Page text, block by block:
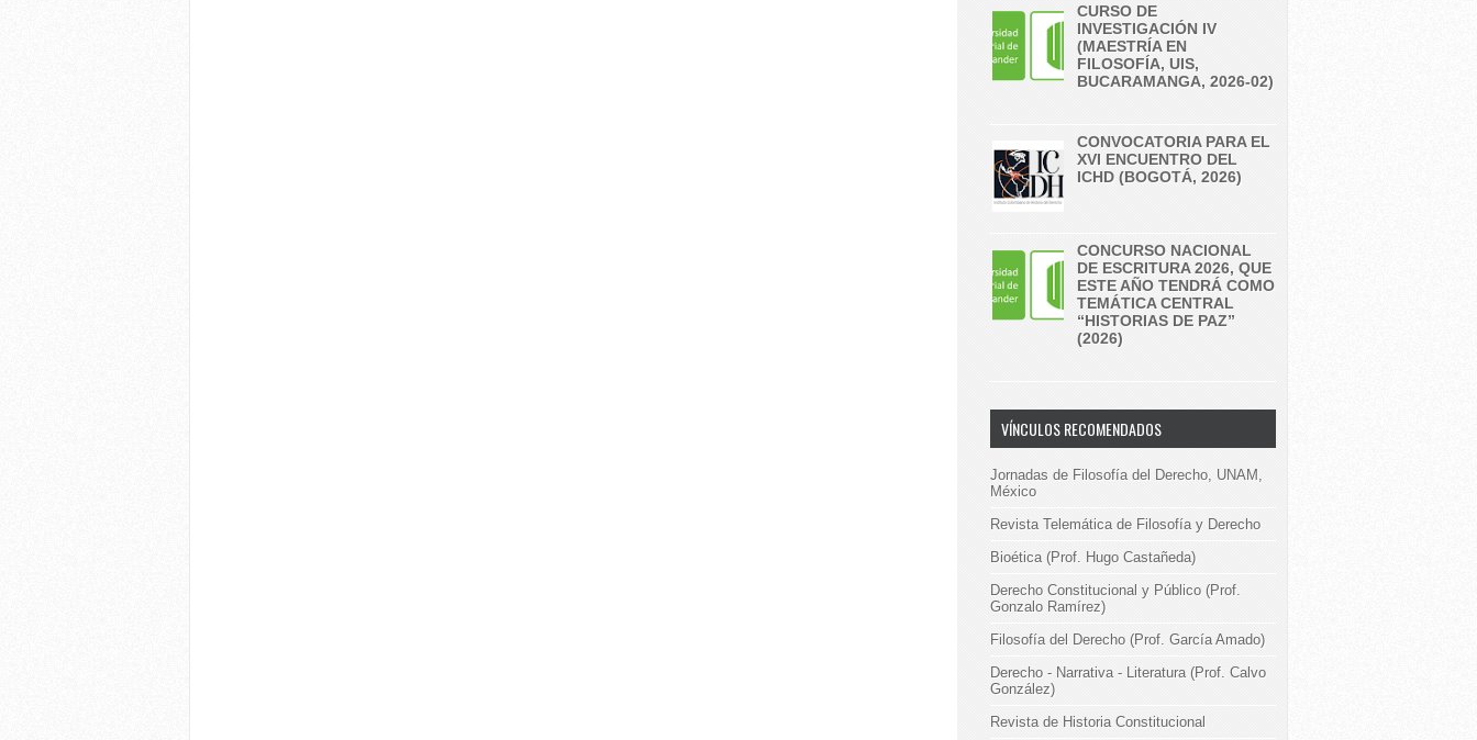
CURSO DE
INVESTIGACIÓN IV
(MAESTRÍA EN
FILOSOFÍA, UIS,
BUCARAMANGA, 2026-02)
CONVOCATORIA PARA EL
XVI ENCUENTRO DEL
ICHD (BOGOTÁ, 2026)
CONCURSO NACIONAL
DE ESCRITURA 2026, QUE
ESTE AÑO TENDRÁ COMO
TEMÁTICA CENTRAL
“HISTORIAS DE PAZ”
(2026)
VÍNCULOS RECOMENDADOS
Jornadas de Filosofía del Derecho, UNAM,
México
Revista Telemática de Filosofía y Derecho
Bioética (Prof. Hugo Castañeda)
Derecho Constitucional y Público (Prof.
Gonzalo Ramírez)
Filosofía del Derecho (Prof. García Amado)
Derecho - Narrativa - Literatura (Prof. Calvo
González)
Revista de Historia Constitucional